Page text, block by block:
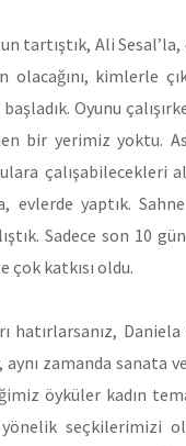
tartıştık, Ali
kimlerle
Oyunu
bir yerimiz yoktu.
çalışabilecekleri
evlerde yaptık.
Sadece son 10
çok katkısı oldu.
hatırlarsanız,
aynı zamanda sanata
öyküler kadın
seçkilerimizi